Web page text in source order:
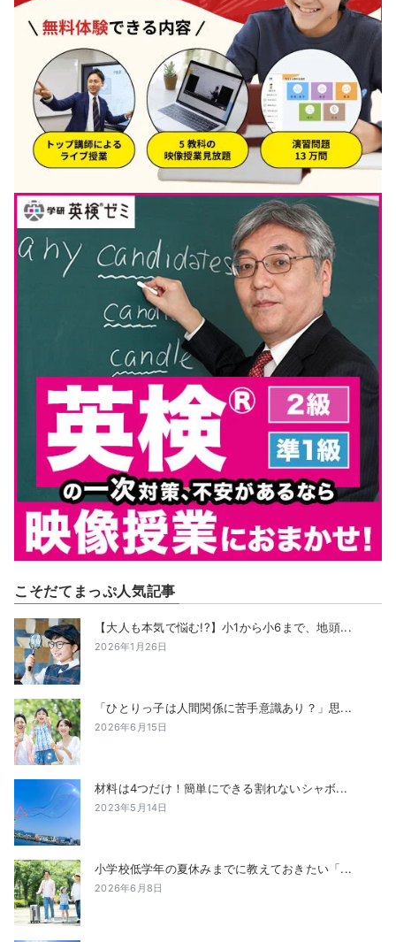
こそだてまっぷ人気記事
【大人も本気で悩む!?】小1から小6まで、地頭...
2026年1月26日
「ひとりっ子は人間関係に苦手意識あり？」思...
2026年6月15日
材料は4つだけ！簡単にできる割れないシャボ...
2023年5月14日
小学校低学年の夏休みまでに教えておきたい「...
2026年6月8日